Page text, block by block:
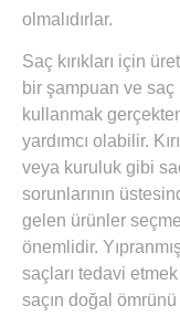
olmalıdırlar.
Saç kırıkları için
bir şampuan ve saç
kullanmak
yardımcı olabilir.
veya kuruluk gibi
sorunlarının
gelen ürünler
önemlidir.
saçları tedavi
saçın doğal